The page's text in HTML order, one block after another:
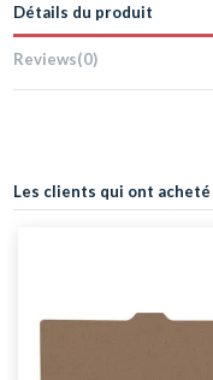
Détails du produit
Reviews(0)
Les clients qui ont